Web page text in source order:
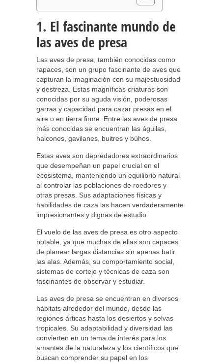
1. El fascinante mundo de
las aves de presa
Las aves de presa, también conocidas como
rapaces, son un grupo fascinante de aves que
capturan la imaginación con su majestuosidad
y destreza. Estas magníficas criaturas son
conocidas por su aguda visión, poderosas
garras y capacidad para cazar presas en el
aire o en tierra firme. Entre las aves de presa
más conocidas se encuentran las águilas,
halcones, gavilanes, buitres y búhos.
Estas aves son depredadores extraordinarios
que desempeñan un papel crucial en el
ecosistema, manteniendo un equilibrio natural
al controlar las poblaciones de roedores y
otras presas. Sus adaptaciones físicas y
habilidades de caza las hacen verdaderamente
impresionantes y dignas de estudio.
El vuelo de las aves de presa es otro aspecto
notable, ya que muchas de ellas son capaces
de planear largas distancias sin apenas batir
las alas. Además, su comportamiento social,
sistemas de cortejo y técnicas de caza son
fascinantes de observar y estudiar.
Las aves de presa se encuentran en diversos
hábitats alrededor del mundo, desde las
regiones árticas hasta los desiertos y selvas
tropicales. Su adaptabilidad y diversidad las
convierten en un tema de interés para los
amantes de la naturaleza y los científicos que
buscan comprender su papel en los